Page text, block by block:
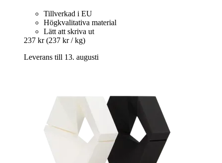
Tillverkad i EU
Högkvalitativa material
Lätt att skriva ut
237 kr (237 kr / kg)
Leverans till 13. augusti